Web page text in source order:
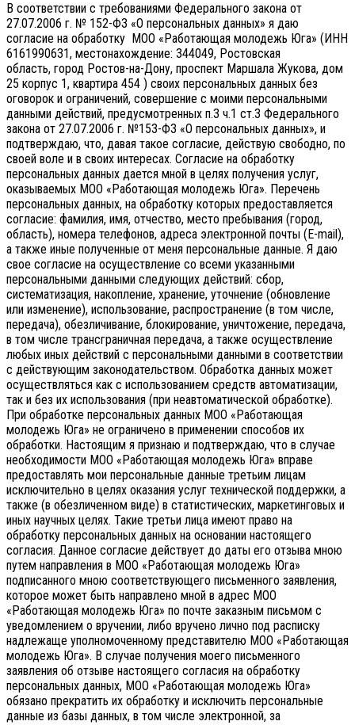
В соответствии с требованиями Федерального закона от
27.07.2006 г. № 152-ФЗ «О персональных данных» я даю
согласие на обработку МОО «Работающая молодежь Юга» (ИНН
6161990631, местонахождение: 344049, Ростовская
область, город Ростов-на-Дону, проспект Маршала Жукова, дом
25 корпус 1, квартира 454 ) своих персональных данных без
оговорок и ограничений, совершение с моими персональными
данными действий, предусмотренных п.3 ч.1 ст.3 Федерального
закона от 27.07.2006 г. №153-ФЗ «О персональных данных», и
подтверждаю, что, давая такое согласие, действую свободно, по
своей воле и в своих интересах. Согласие на обработку
персональных данных дается мной в целях получения услуг,
оказываемых МОО «Работающая молодежь Юга». Перечень
персональных данных, на обработку которых предоставляется
согласие: фамилия, имя, отчество, место пребывания (город,
область), номера телефонов, адреса электронной почты (E-mail),
а также иные полученные от меня персональные данные. Я даю
свое согласие на осуществление со всеми указанными
персональными данными следующих действий: сбор,
систематизация, накопление, хранение, уточнение (обновление
или изменение), использование, распространение (в том числе,
передача), обезличивание, блокирование, уничтожение, передача,
в том числе трансграничная передача, а также осуществление
любых иных действий с персональными данными в соответствии
с действующим законодательством. Обработка данных может
осуществляться как с использованием средств автоматизации,
так и без их использования (при неавтоматической обработке).
При обработке персональных данных МОО «Работающая
молодежь Юга» не ограничено в применении способов их
обработки. Настоящим я признаю и подтверждаю, что в случае
необходимости МОО «Работающая молодежь Юга» вправе
предоставлять мои персональные данные третьим лицам
исключительно в целях оказания услуг технической поддержки, а
также (в обезличенном виде) в статистических, маркетинговых и
иных научных целях. Такие третьи лица имеют право на
обработку персональных данных на основании настоящего
согласия. Данное согласие действует до даты его отзыва мною
путем направления в МОО «Работающая молодежь Юга»
подписанного мною соответствующего письменного заявления,
которое может быть направлено мной в адрес МОО
«Работающая молодежь Юга» по почте заказным письмом с
уведомлением о вручении, либо вручено лично под расписку
надлежаще уполномоченному представителю МОО «Работающая
молодежь Юга». В случае получения моего письменного
заявления об отзыве настоящего согласия на обработку
персональных данных, МОО «Работающая молодежь Юга»
обязано прекратить их обработку и исключить персональные
данные из базы данных, в том числе электронной, за